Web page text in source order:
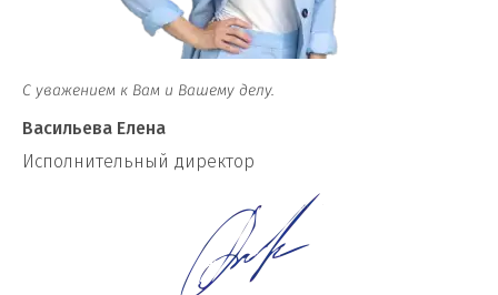
С уважением к Вам и Вашему делу.
Васильева Елена
И сполнительный директор